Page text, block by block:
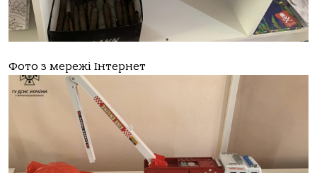
Фото з мережі Інтернет